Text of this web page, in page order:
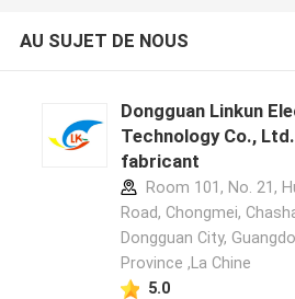
AU SUJET DE NOUS
Dongguan Linkun
Technology Co.,
fabricant
Room 101, No. 21,
Road, Chongmei,
Dongguan City,
Province ,La Chine
5.0